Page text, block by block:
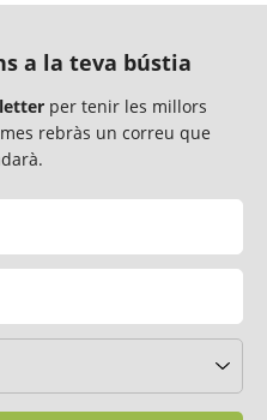
a la teva bústia
per tenir les millors
rebràs un correu que